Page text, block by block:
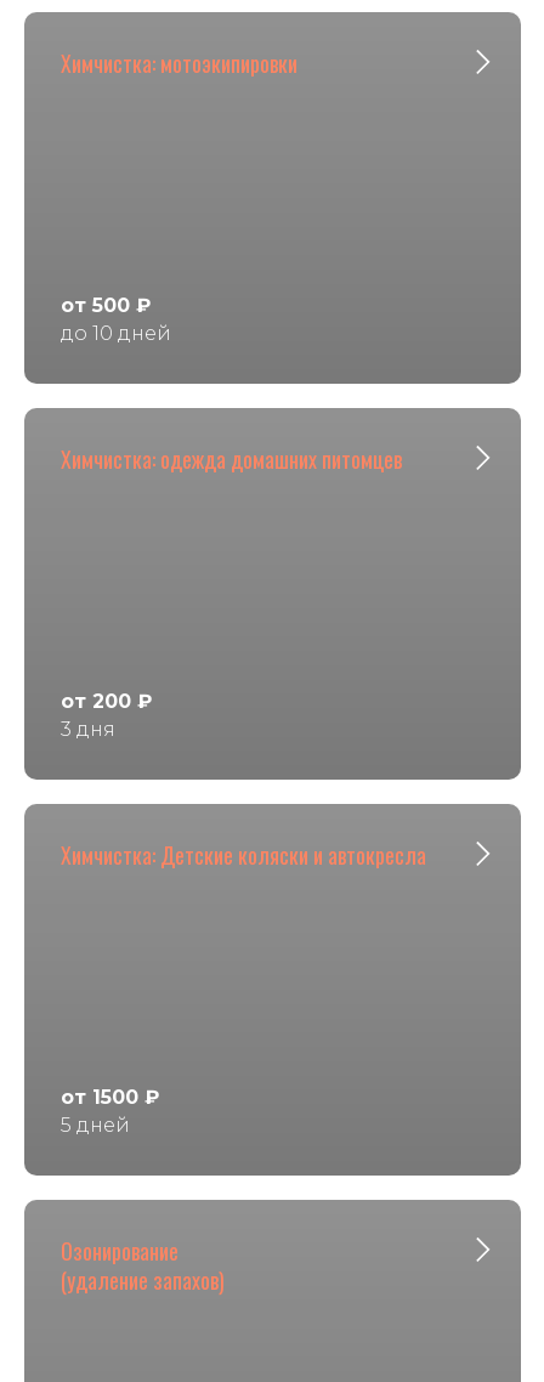
Химчистка: мотоэкипировки
от 500 ₽
до 10 дней
Химчистка: одежда домашних питомцев
от 200 ₽
3 дня
Химчистка: Детские коляски и автокресла
от 1500 ₽
5 дней
Озонирование
(удаление запахов)